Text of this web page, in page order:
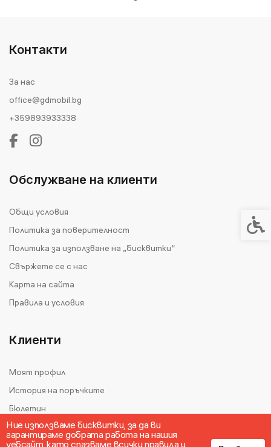
Ние използваме бисквитки, за да ви
гарантираме добрата работа на нашия
уебсайт, като спазваме всички правила и
Контакти
За нас
office@gdmobil.bg
+359893933338
Обслужване на клиенти
Общи условия
Политика за поверителност
Политика за използване на „бисквитки“
Свържете се с нас
Карта на сайта
Правила и условия
Клиенти
Моят профил
История на поръчките
Бюлетин